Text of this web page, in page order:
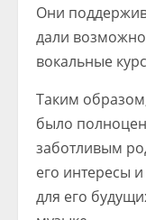
Они
дали
вокальные
Таким
было
заботливым
его интересы
для его